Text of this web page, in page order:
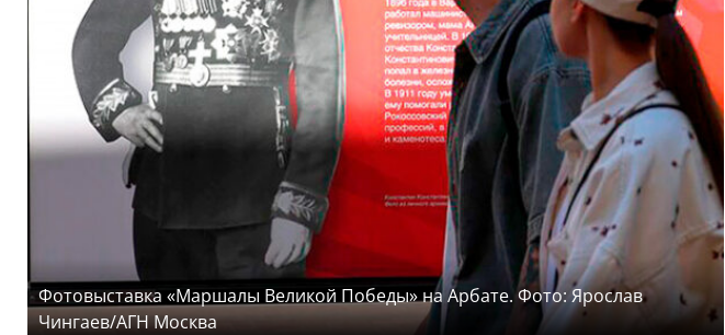
Фотовыставка «Маршалы Великой Победы» на Арбате. Фото: Ярослав
Чингаев/АГН Москва